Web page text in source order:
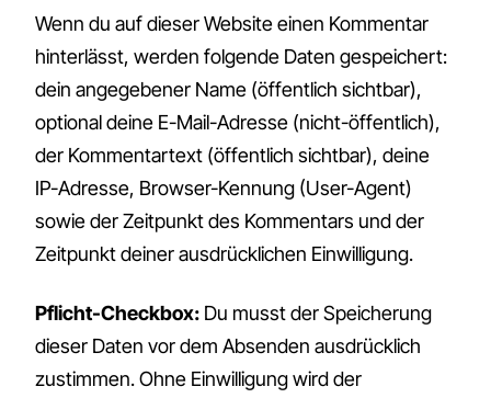
Wenn du auf dieser Website einen Kommentar
hinterlässt, werden folgende Daten gespeichert:
dein angegebener Name (öffentlich sichtbar),
optional deine E-Mail-Adresse (nicht-öffentlich),
der Kommentartext (öffentlich sichtbar), deine
IP-Adresse, Browser-Kennung (User-Agent)
sowie der Zeitpunkt des Kommentars und der
Zeitpunkt deiner ausdrücklichen Einwilligung.
Pflicht-Checkbox: Du musst der Speicherung
dieser Daten vor dem Absenden ausdrücklich
zustimmen. Ohne Einwilligung wird der